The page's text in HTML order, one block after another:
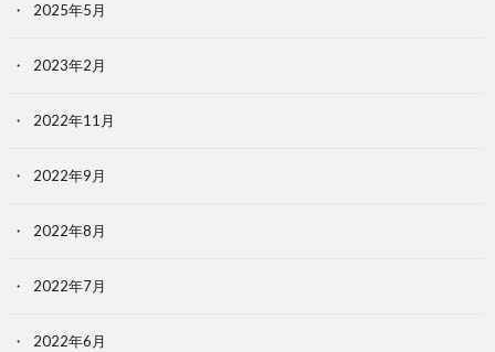
2025年5月
2023年2月
2022年11月
2022年9月
2022年8月
2022年7月
2022年6月